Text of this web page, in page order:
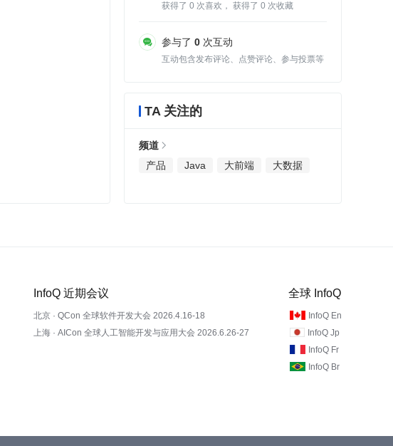
获得了 0 次喜欢， 获得了 0 次收藏
参与了 0 次互动
互动包含发布评论、点赞评论、参与投票等
TA 关注的
频道
产品
Java 大前端 大数据
InfoQ 近期会议
北京 · QCon 全球软件开发大会 2026.4.16-18
上海 · AICon 全球人工智能开发与应用大会 2026.6.26-27
全球 InfoQ
InfoQ En
InfoQ Jp
InfoQ Fr
InfoQ Br